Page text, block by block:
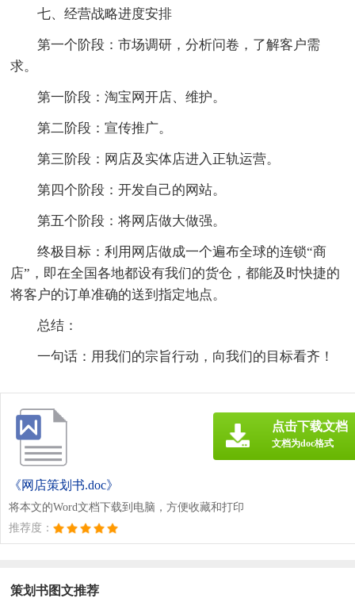
七、经营战略进度安排
第一个阶段：市场调研，分析问卷，了解客户需
求。
第一阶段：淘宝网开店、维护。
第二阶段：宣传推广。
第三阶段：网店及实体店进入正轨运营。
第四个阶段：开发自己的网站。
第五个阶段：将网店做大做强。
终极目标：利用网店做成一个遍布全球的连锁“商
店”，即在全国各地都设有我们的货仓，都能及时快捷的
将客户的订单准确的送到指定地点。
总结：
一句话：用我们的宗旨行动，向我们的目标看齐！
《网店策划书.doc》
将本文的Word文档下载到电脑，方便收藏和打印
推荐度：
点击下载文档
文档为doc格式
策划书图文推荐